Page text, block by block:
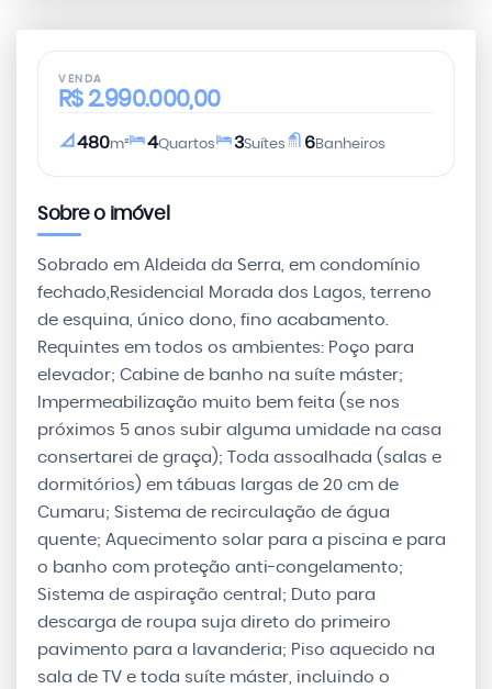
VENDA
R$2.990.000,00
480m² 4Quartos 3Suítes 6Banheiros
Sobre o imóvel
Sobrado em Aldeida da Serra, em condomínio
fechado,Residencial Morada dos Lagos, terreno
de esquina, único dono, fino acabamento.
Requintes em todos os ambientes: Poço para
elevador; Cabine de banho na suíte máster;
Impermeabilização muito bem feita (se nos
próximos 5 anos subir alguma umidade na casa
consertarei de graça); Toda assoalhada (salas e
dormitórios) em tábuas largas de 20 cm de
Cumaru; Sistema de recirculação de água
quente; Aquecimento solar para a piscina e para
o banho com proteção anti-congelamento;
Sistema de aspiração central; Duto para
descarga de roupa suja direto do primeiro
pavimento para a lavanderia; Piso aquecido na
sala de TV e toda suíte máster, incluindo o